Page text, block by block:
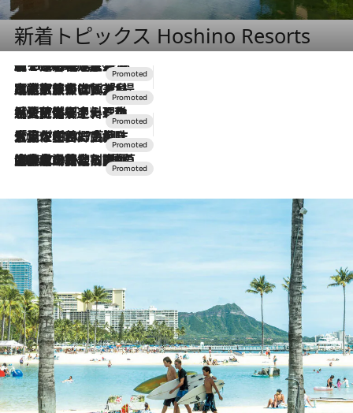
新着トピックス Hoshino Resorts
2026.8.7
【トンボの足水浴】ヒノキの香りに包まれて涼感マックス！約13℃の湧水かけ流しを避暑地「星野温泉 トンボの湯」で体験
2026.7.31
【ホテル帰省】という選択肢をOMOが提案。家族とほどよい距離を保つには「昼は実家、夜は気兼ねなくホテルで！」
2026.7.24
【夏限定ディナーコース】旬を迎える稚鮎や花ズッキーニなどをイタリア・トスカーナの郷土料理の手法で満喫！
2026.7.17
「土佐和ハーブかき氷」がOMO7高知に登場！生姜、山椒、大葉など目にも舌にも涼を呼ぶ郷土の味
2026.7.10
NEW OPEN！【界 草津】名湯の地に誕生。趣の異なる2種の温泉と上州ならではの会席・蕎麦割烹など美食を味わう究極の癒やし旅